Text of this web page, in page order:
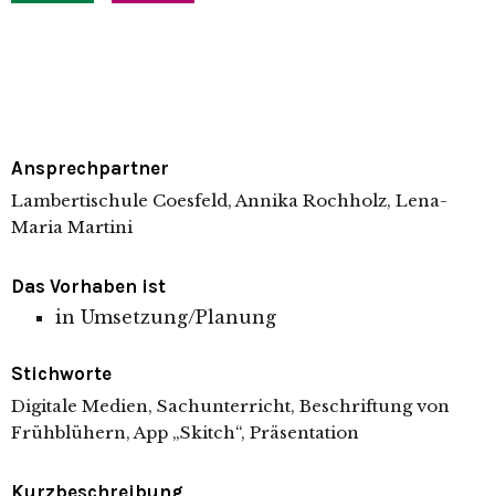
Ansprechpartner
Lambertischule Coesfeld, Annika Rochholz, Lena-
Maria Martini
Das Vorhaben ist
in Umsetzung/Planung
Stichworte
Digitale Medien, Sachunterricht, Beschriftung von
Frühblühern, App „Skitch“, Präsentation
Kurzbeschreibung